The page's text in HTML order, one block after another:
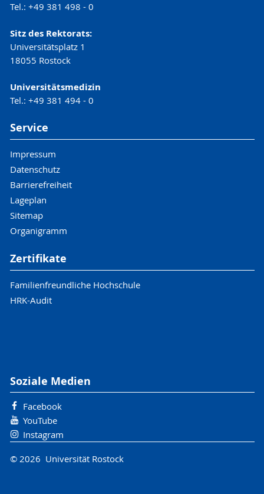
Tel.: +49 381 498 - 0
Sitz des Rektorats:
Universitätsplatz 1
18055 Rostock
Universitätsmedizin
Tel.: +49 381 494 - 0
Service
Impressum
Datenschutz
Barrierefreiheit
Lageplan
Sitemap
Organigramm
Zertifikate
Familienfreundliche Hochschule
HRK-Audit
Soziale Medien
Facebook
YouTube
Instagram
© 2026 Universität Rostock